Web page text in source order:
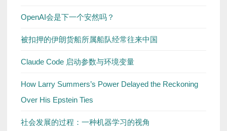
OpenAI会是下一个安然吗？
被扣押的伊朗货船所属船队经常往来中国
Claude Code 启动参数与环境变量
How Larry Summers’s Power Delayed the Reckoning
Over His Epstein Ties
社会发展的过程：一种机器学习的视角